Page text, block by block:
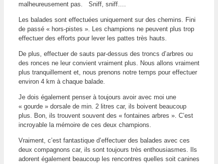
malheureusement pas. Sniff, sniff….
Les balades sont effectuées uniquement sur des chemins. Fini
de passé « hors-pistes ». Les champions ne peuvent plus trop
effectuer des efforts pour lever les pattes très hauts.
De plus, effectuer de sauts par-dessus des troncs d’arbres ou
des ronces ne leur convient vraiment plus. Nous allons vraiment
plus tranquillement et, nous prenons notre temps pour effectuer
environ 4 km à chaque balade.
Je dois également penser à toujours avoir avec moi une
« gourde » dorsale de min. 2 litres car, ils boivent beaucoup
plus. Bon, ils trouvent souvent des « fontaines arbres ». C’est
incroyable la mémoire de ces deux champions.
Vraiment, c’est fantastique d’effectuer des balades avec ces
deux compagnons car, ils sont toujours très enthousiasmes. Ils
adorent également beaucoup les rencontres quelles soit canines